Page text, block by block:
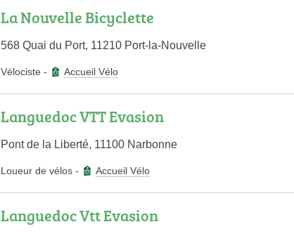
La Nouvelle Bicyclette
568 Quai du Port, 11210 Port-la-Nouvelle
Vélociste - Accueil Vélo
Languedoc VTT Evasion
Pont de la Liberté, 11100 Narbonne
Loueur de vélos - Accueil Vélo
Languedoc Vtt Evasion